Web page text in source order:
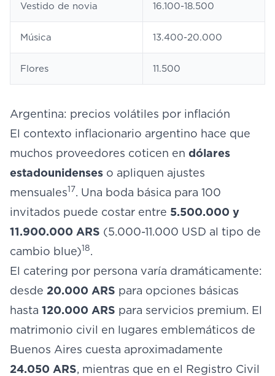
Vestido de novia 16.100-18.500
Música 13.400-20.000
Flores 11.500
Argentina: precios volátiles por inflación
El contexto inflacionario argentino hace que
muchos proveedores coticen en dólares
estadounidenses o apliquen ajustes
mensuales17. Una boda básica para 100
invitados puede costar entre 5.500.000 y
11.900.000 ARS (5.000-11.000 USD al tipo de
cambio blue)18.
El catering por persona varía dramáticamente:
desde 20.000 ARS para opciones básicas
hasta 120.000 ARS para servicios premium. El
matrimonio civil en lugares emblemáticos de
Buenos Aires cuesta aproximadamente
24.050 ARS, mientras que en el Registro Civil